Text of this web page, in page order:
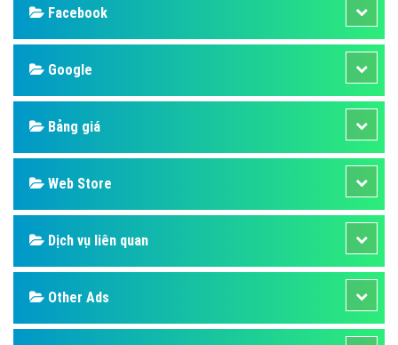
Facebook
Google
Bảng giá
Web Store
Dịch vụ liên quan
Other Ads